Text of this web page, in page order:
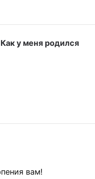
у меня родился
вам!